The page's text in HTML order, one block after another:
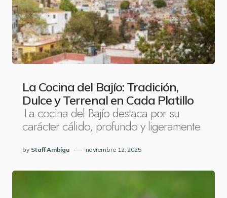
La Cocina del Bajío: Tradición,
Dulce y Terrenal en Cada Platillo
La cocina del Bajío destaca por su
carácter cálido, profundo y ligeramente
by Staff Ambigu noviembre 12, 2025